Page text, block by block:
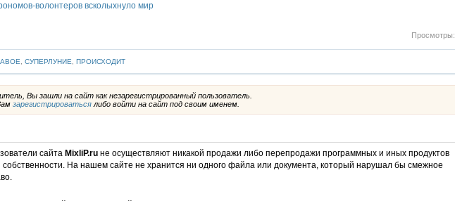
волонтеров всколыхнуло мир
Просмотры:
, СУПЕРЛУНИЕ, ПРОИСХОДИТ
Вы зашли на сайт как незарегистрированный пользователь.
зарегистрироватьсялибо войти на сайт под своим именем.
сайта MixliP.ruне осуществляют никакой продажи либо перепродажи программных и иных продуктов
собственности. На нашем сайте не хранится ни одного файла или документа, который нарушал бы смежное